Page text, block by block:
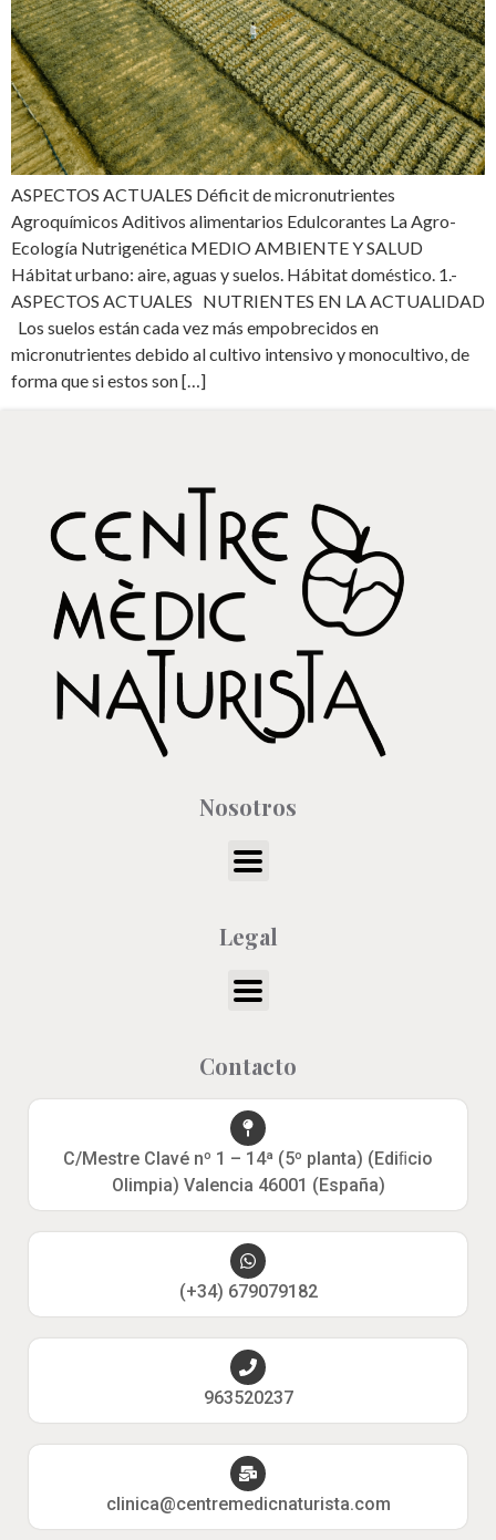
ASPECTOS ACTUALES Déficit de micronutrientes
Agroquímicos Aditivos alimentarios Edulcorantes La Agro-
Ecología Nutrigenética MEDIO AMBIENTE Y SALUD
Hábitat urbano: aire, aguas y suelos. Hábitat doméstico. 1.-
ASPECTOS ACTUALES NUTRIENTES EN LA ACTUALIDAD
Los suelos están cada vez más empobrecidos en
micronutrientes debido al cultivo intensivo y monocultivo, de
forma que si estos son […]
Nosotros
Legal
Contacto
C/Mestre Clavé nº 1 – 14ª (5º planta) (Ediﬁcio
Olimpia) Valencia 46001 (España)
(+34) 679079182
963520237
clinica@centremedicnaturista.com